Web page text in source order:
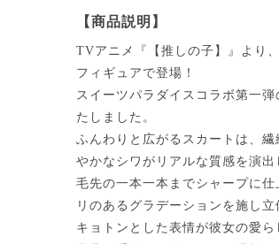
【商品説明】
TVアニメ『【推しの子】』より
フィギュアで登場！
スイーツパラダイスコラボ第一
たしました。
ふんわりと広がるスカートは、
やかなシワがリアルな質感を演出
毛先の一本一本までシャープに
リのあるグラデーションを施し立
キョトンとした表情が彼女の愛ら